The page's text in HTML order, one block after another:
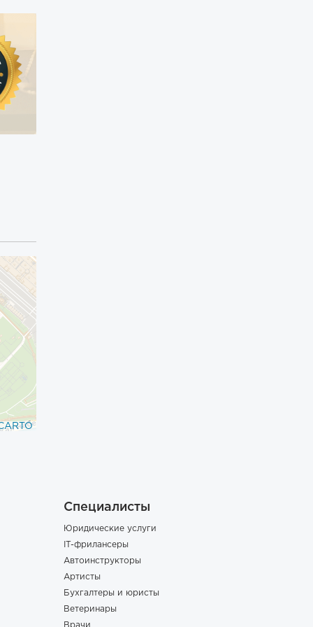
Специалисты
Юридические услуги
IT-фрилансеры
Автоинструкторы
Артисты
Бухгалтеры и юристы
Ветеринары
Врачи